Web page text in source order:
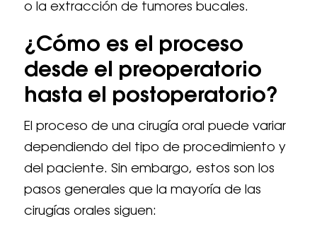
o la extracción de tumores bucales.
¿Cómo es el proceso
desde el preoperatorio
hasta el postoperatorio?
El proceso de una cirugía oral puede variar
dependiendo del tipo de procedimiento y
del paciente. Sin embargo, estos son los
pasos generales que la mayoría de las
cirugías orales siguen: